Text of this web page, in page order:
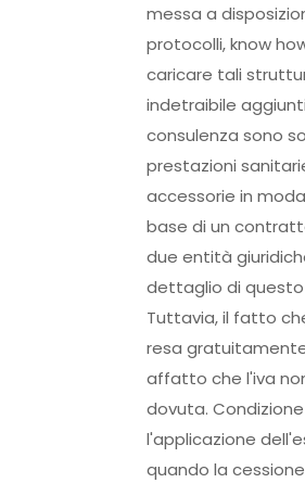
messa a
protocolli, know
caricare tali
indetraibile
consulenza sono
prestazioni
accessorie in
base di un
due entità
dettaglio di
Tuttavia, il fatto
resa
affatto che l'iva
dovuta.
l'applicazione
quando la